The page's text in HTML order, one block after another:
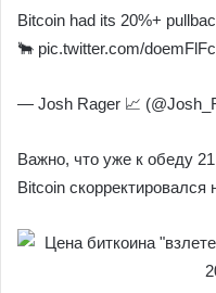
Bitcoin had its 20%+
🐂 pic.twitter.com/
— Josh Rager 📈
Важно, что уже к обеду
Bitcoin скорректировался